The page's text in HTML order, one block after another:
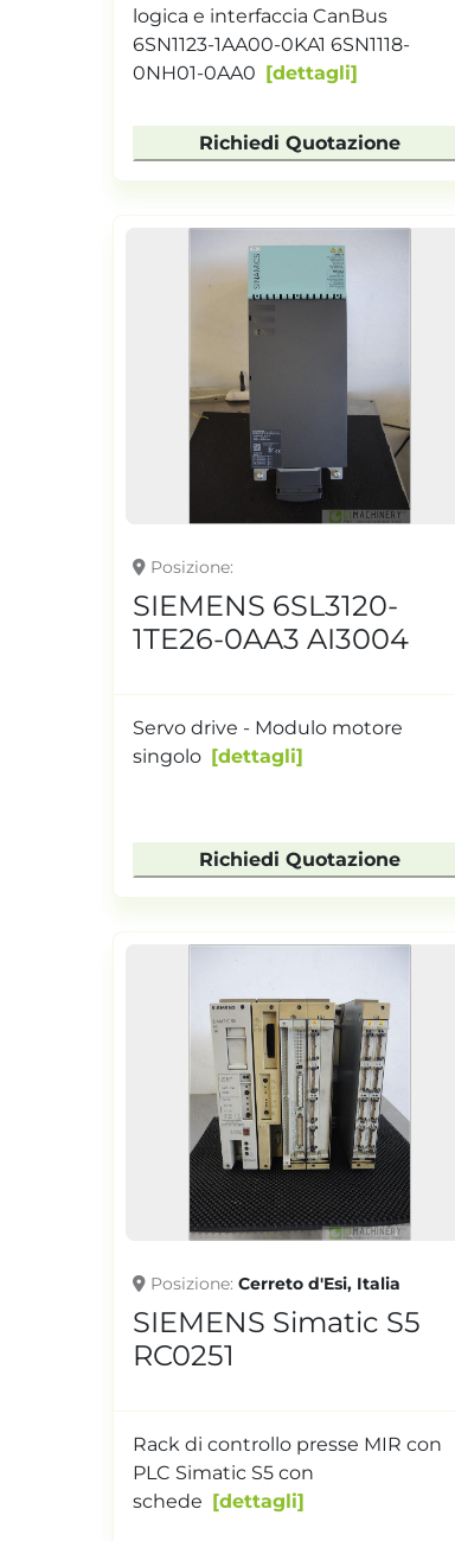
logica e interfaccia CanBus
6SN1123-1AA00-0KA1 6SN1118-
0NH01-0AA0
dettagli
Richiedi Quotazione
Posizione
SIEMENS 6SL3120-
1TE26-0AA3 AI3004
Servo drive - Modulo motore
singolo
dettagli
Richiedi Quotazione
Posizione Cerreto d'Esi, Italia
SIEMENS Simatic S5
RC0251
Rack di controllo presse MIR con
PLC Simatic S5 con
schede
dettagli